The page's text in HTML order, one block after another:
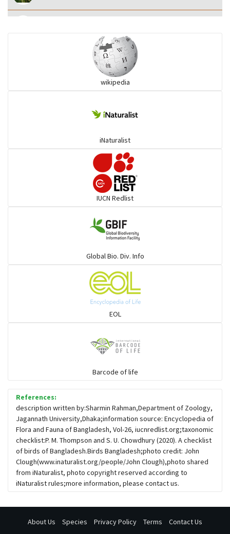
কাস্তেচরা - চামচঠুটি
চড়ুই-বাবুই-খঞ্জন-তুলিকা-মুনিয়া
চড়ুই-বাবুই-খঞ্জন-তুলিকা-মুনিয়া
চিল-বাজ -ঈগল-শিকরে
চ্যাগা, বাটান, জিরিয়া ও তাদের সহজাত
ছোট মাছরাঙা
ছোটন প্রিনা
ঝিলি-পানমুরগি
wikipedia
iNaturalist
IUCN Redlist
Global Bio. Div. Info
EOL
Barcode of life
References:
description written by:Sharmin Rahman,Department of Zoology,
Jagannath University,Dhaka;information source: Encyclopedia of
Flora and Fauna of Bangladesh, Vol-26, iucnredlist.org;taxonomic
checklist:P. M. Thompson and S. U. Chowdhury (2020). A checklist
of birds of Bangladesh.Birds Bangladesh;photo credit: John
Clough(www.inaturalist.org/people/John Clough),photo shared
from iNaturalist, photo copyright reserved according to
iNaturalist rules;more information, please contact us.
About Us Species Privacy Policy Terms Contact Us